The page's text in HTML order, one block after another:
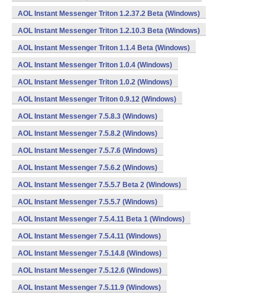
AOL Instant Messenger Triton 1.2.37.2 Beta (Windows)
AOL Instant Messenger Triton 1.2.10.3 Beta (Windows)
AOL Instant Messenger Triton 1.1.4 Beta (Windows)
AOL Instant Messenger Triton 1.0.4 (Windows)
AOL Instant Messenger Triton 1.0.2 (Windows)
AOL Instant Messenger Triton 0.9.12 (Windows)
AOL Instant Messenger 7.5.8.3 (Windows)
AOL Instant Messenger 7.5.8.2 (Windows)
AOL Instant Messenger 7.5.7.6 (Windows)
AOL Instant Messenger 7.5.6.2 (Windows)
AOL Instant Messenger 7.5.5.7 Beta 2 (Windows)
AOL Instant Messenger 7.5.5.7 (Windows)
AOL Instant Messenger 7.5.4.11 Beta 1 (Windows)
AOL Instant Messenger 7.5.4.11 (Windows)
AOL Instant Messenger 7.5.14.8 (Windows)
AOL Instant Messenger 7.5.12.6 (Windows)
AOL Instant Messenger 7.5.11.9 (Windows)